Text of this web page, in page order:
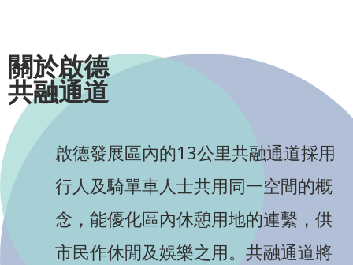
關於啟德
共融通道
啟德發展區內的13公里共融通道採用
行人及騎單車人士共用同一空間的概
念，能優化區內休憩用地的連繫，供
市民作休閒及娛樂之用。共融通道將